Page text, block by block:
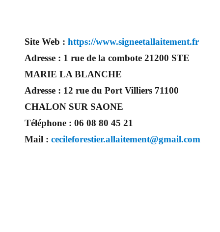
Site Web : https://www.signeetallaitement.fr
Adresse : 1 rue de la combote 21200 STE
MARIE LA BLANCHE
Adresse : 12 rue du Port Villiers 71100
CHALON SUR SAONE
Téléphone : 06 08 80 45 21
Mail : cecileforestier.allaitement@gmail.com